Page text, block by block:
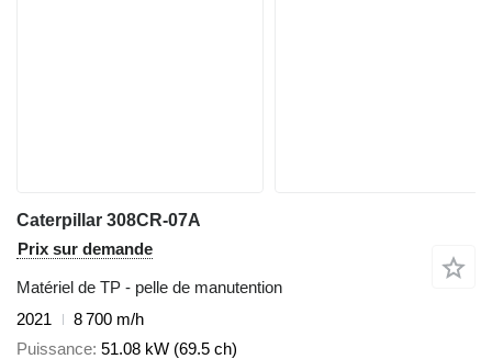
Caterpillar 308CR-07A
Prix sur demande
Matériel de TP - pelle de manutention
2021
8 700 m/h
Puissance 51.08 kW (69.5 ch)